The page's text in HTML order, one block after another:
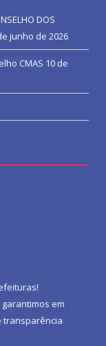
DOS
junho de 2026
CMAS 10 de
!
em
transparência